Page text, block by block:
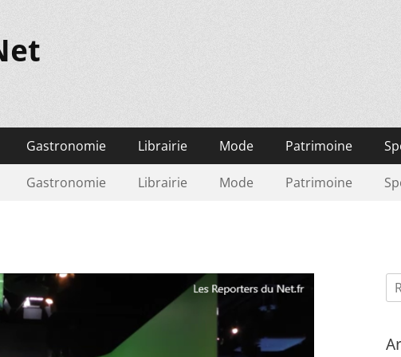
Gastronomie Librairie Mode Patrimoine
Gastronomie Librairie Mode Patrimoine